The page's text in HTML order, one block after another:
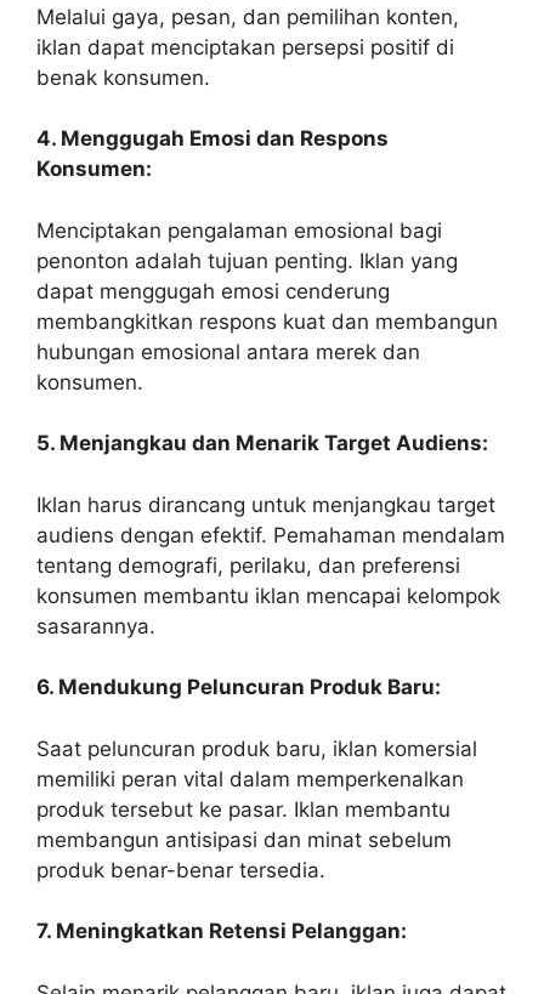
Melalui gaya, pesan, dan pemilihan konten,
iklan dapat menciptakan persepsi positif di
benak konsumen.
4. Menggugah Emosi dan Respons
Konsumen:
Menciptakan pengalaman emosional bagi
penonton adalah tujuan penting. Iklan yang
dapat menggugah emosi cenderung
membangkitkan respons kuat dan membangun
hubungan emosional antara merek dan
konsumen.
5. Menjangkau dan Menarik Target Audiens:
Iklan harus dirancang untuk menjangkau target
audiens dengan efektif. Pemahaman mendalam
tentang demografi, perilaku, dan preferensi
konsumen membantu iklan mencapai kelompok
sasarannya.
6. Mendukung Peluncuran Produk Baru:
Saat peluncuran produk baru, iklan komersial
memiliki peran vital dalam memperkenalkan
produk tersebut ke pasar. Iklan membantu
membangun antisipasi dan minat sebelum
produk benar-benar tersedia.
7. Meningkatkan Retensi Pelanggan: